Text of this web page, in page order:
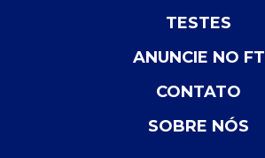
TESTES
ANUNCIE NO FT
CONTATO
SOBRE NÓS